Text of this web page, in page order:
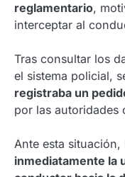
reglamentario,
interceptar al
Tras consultar los
el sistema policial,
registraba un
por las autoridades
Ante esta
inmediatamente la